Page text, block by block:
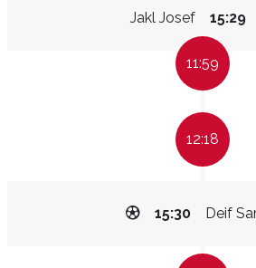
Jakl Josef 15:29
11:59
12:18
Deif
15:30